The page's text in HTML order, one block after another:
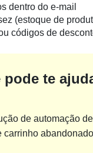
dentro do e-mail
(estoque de
códigos de
pode te
de automação
carrinho